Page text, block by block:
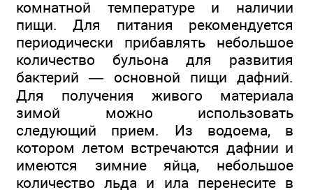
комнатной температуре и наличии
пищи. Для питания рекомендуется
периодически прибавлять небольшое
количество бульона для развития
бактерий — основной пищи дафний.
Для получения живого материала
зимой можно использовать
следующий прием. Из водоема, в
котором летом встречаются дафнии и
имеются зимние яйца, небольшое
количество льда и ила перенесите в